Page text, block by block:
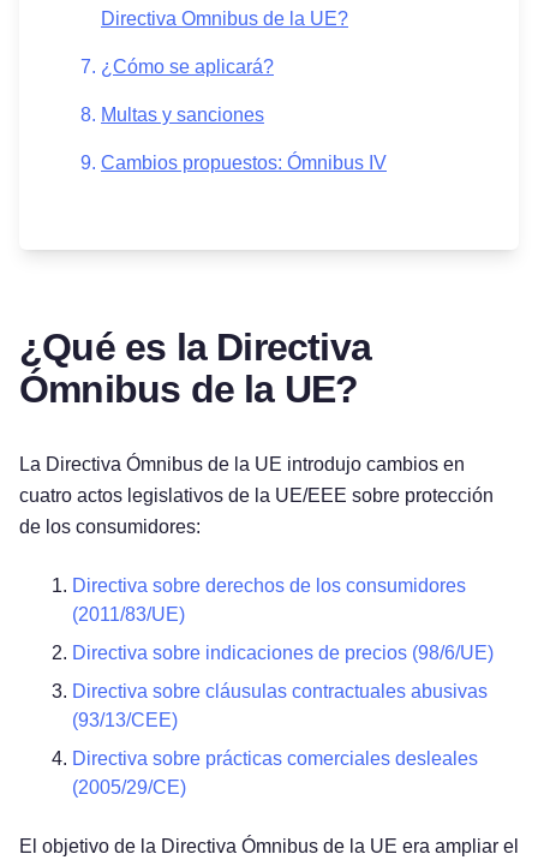
Directiva Omnibus de la UE?
¿Cómo se aplicará?
Multas y sanciones
Cambios propuestos: Ómnibus IV
¿Qué es la Directiva
Ómnibus de la UE?
La Directiva Ómnibus de la UE introdujo cambios en
cuatro actos legislativos de la UE/EEE sobre protección
de los consumidores:
Directiva sobre derechos de los consumidores
(2011/83/UE)
Directiva sobre indicaciones de precios (98/6/UE)
Directiva sobre cláusulas contractuales abusivas
(93/13/CEE)
Directiva sobre prácticas comerciales desleales
(2005/29/CE)
El objetivo de la Directiva Ómnibus de la UE era ampliar el